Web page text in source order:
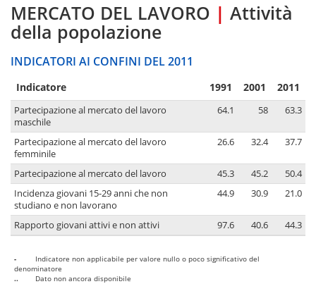
MERCATO DEL LAVORO | Attività
della popolazione
INDICATORI AI CONFINI DEL 2011
Indicatore 1991 2001 2011
Partecipazione al mercato del lavoro
maschile
64.1 58 63.3
Partecipazione al mercato del lavoro
femminile
26.6 32.4 37.7
Partecipazione al mercato del lavoro 45.3 45.2
50.4
Incidenza giovani 15-29 anni che non
studiano e non lavorano
44.9 30.9 21.0
Rapporto giovani attivi e non attivi 97.6 40.6 44.3
-
Indicatore non applicabile per valore nullo o poco significativo del
denominatore
..
Dato non ancora disponibile